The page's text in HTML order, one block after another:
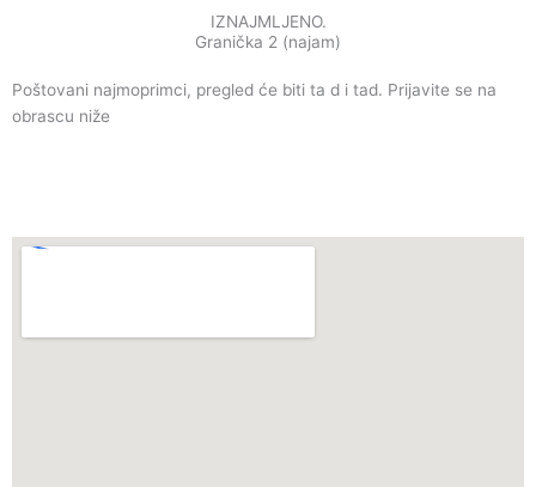
IZNAJMLJENO.
Granička 2 (najam)
Poštovani najmoprimci, pregled će biti ta d i tad. Prijavite se na
obrascu niže